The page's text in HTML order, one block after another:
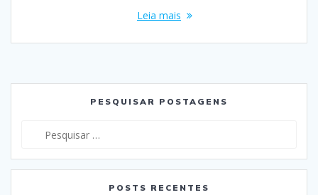
Leia mais
PESQUISAR POSTAGENS
POSTS RECENTES